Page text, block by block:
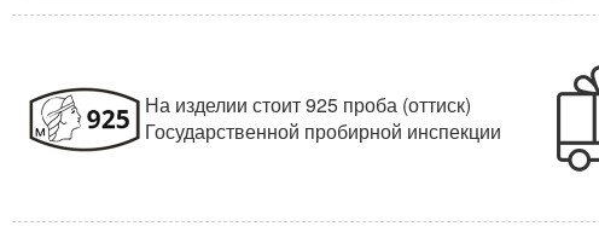
На изделии стоит 925 проба (оттиск)
Государственной пробирной инспекции